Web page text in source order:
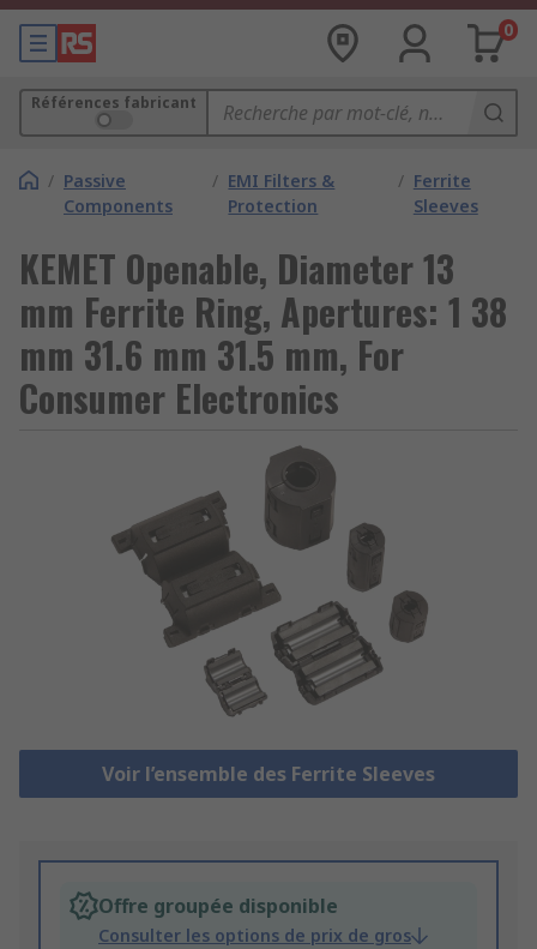
0
Références fabricant
/ Passive
Components
/ EMI Filters &
Protection
/ Ferrite
Sleeves
KEMET Openable, Diameter 13
mm Ferrite Ring, Apertures: 1 38
mm 31.6 mm 31.5 mm, For
Consumer Electronics
Voir l’ensemble des Ferrite Sleeves
Offre groupée disponible
Consulter les options de prix de gros